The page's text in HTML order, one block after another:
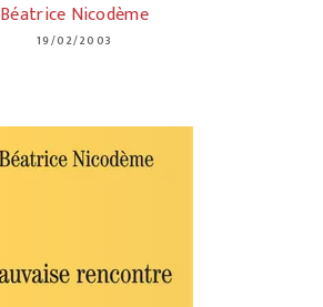
Béatrice Nicodème
19/02/2003